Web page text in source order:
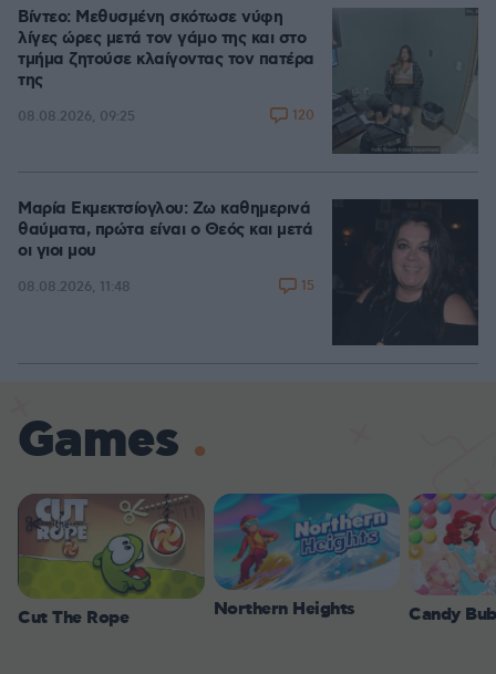
Βίντεο: Μεθυσμένη σκότωσε νύφη
λίγες ώρες μετά τον γάμο της και στο
τμήμα ζητούσε κλαίγοντας τον πατέρα
της
08.08.2026, 09:25 120
Μαρία Εκμεκτσίογλου: Ζω καθημερινά
θαύματα, πρώτα είναι ο Θεός και μετά
οι γιοι μου
08.08.2026, 11:48 15
Games
Cut The Rope Northern Heights Candy